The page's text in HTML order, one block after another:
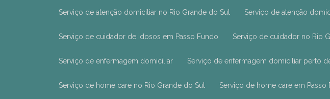
Serviço de atenção domiciliar no Rio Grande do Sul Serviço de atenção
Serviço de cuidador de idosos em Passo Fundo Serviço de cuidador no Rio
Serviço de enfermagem domiciliar Serviço de enfermagem domiciliar perto
Serviço de home care no Rio Grande do Sul Serviço de home care em Passo